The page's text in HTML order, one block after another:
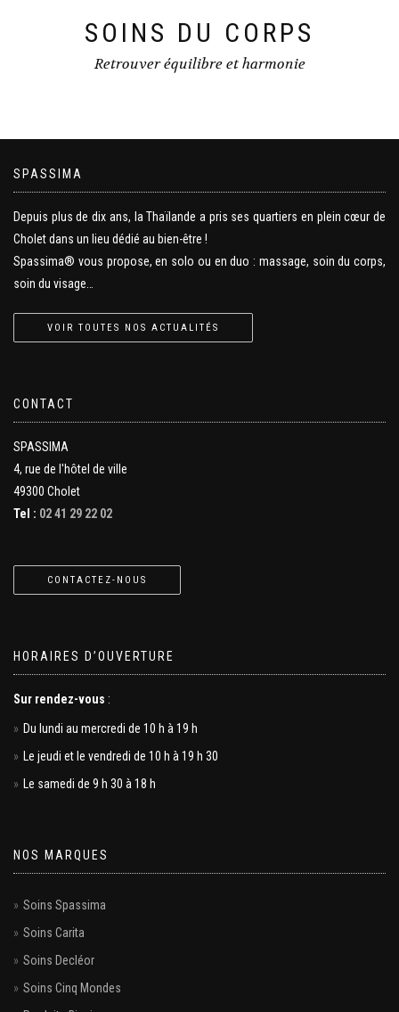
SOINS DU CORPS
Retrouver équilibre et harmonie
SPASSIMA
Depuis plus de dix ans, la Thaïlande a pris ses quartiers en plein cœur de
Cholet dans un lieu dédié au bien-être !
Spassima® vous propose, en solo ou en duo : massage, soin du corps,
soin du visage…
VOIR TOUTES NOS ACTUALITÉS
CONTACT
SPASSIMA
4, rue de l'hôtel de ville
49300 Cholet
Tel : 02 41 29 22 02
CONTACTEZ-NOUS
HORAIRES D’OUVERTURE
Sur rendez-vous :
Du lundi au mercredi de 10 h à 19 h
Le jeudi et le vendredi de 10 h à 19 h 30
Le samedi de 9 h 30 à 18 h
NOS MARQUES
Soins Spassima
Soins Carita
Soins Decléor
Soins Cinq Mondes